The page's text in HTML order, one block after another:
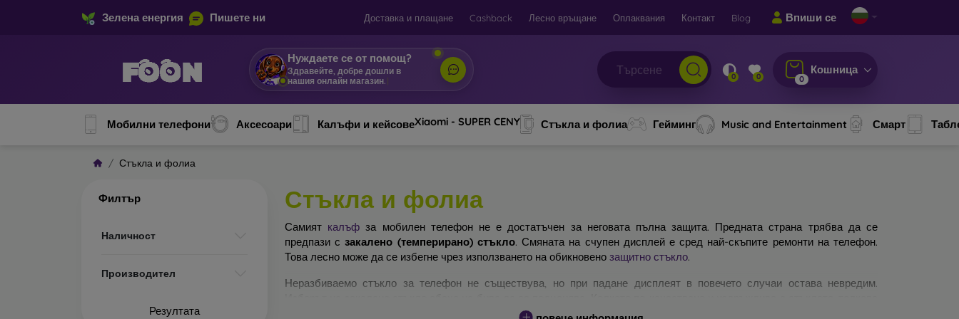
Зелена енергия Пишете ни Доставка и плащане Cashback Лесно връщане Оплаквания Контакт Blog Впиши се
Нуждаете се от помощ?
Здравейте, добре дошли в
нашия онлайн магазин.
0 0 0
Кошница
Мобилни телефони Аксесоари Калъфи и кейсовеXiaomi - SUPER CENY Стъкла и фолиа Гейминг Music and Entertainment Смарт
Стъкла и фолиа
Филтър
Наличност
Производител
Резултата
Стъкла и фолиа
Самият калъф за мобилен телефон не е достатъчен за неговата пълна защита. Предната страна трябва да се
предпази сзакалено (темперирано) стъкло. Смяната на счупен дисплей е сред най-скъпите ремонти на телефон.
Това лесно може да се избегне чрез използването на обикновено защитно стъкло.
Неразбиваемо стъкло за телефон не съществува, но при падане дисплеят в повечето случаи остава невредим.
по-добра ще бъде защитата му. На пазара съществуват няколко вида защитни стъкла за мобилни телефони. На какво